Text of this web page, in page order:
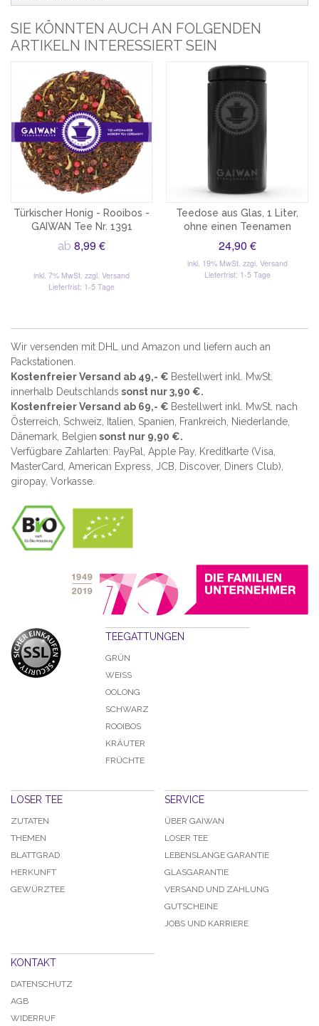
SIE KÖNNTEN AUCH AN FOLGENDEN
ARTIKELN INTERESSIERT SEIN
Türkischer Honig - Rooibos -
GAIWAN Tee Nr. 1391
ab8,99 €
inkl. 7% MwSt.zzgl. Versand
Lieferfrist: 1-5 Tage
Teedose aus Glas, 1 Liter,
ohne einen Teenamen
24,90 €
inkl. 19% MwSt. zzgl. Versand
Lieferfrist: 1-5 Tage
Wir versenden mit DHL und Amazon und liefern auch an
Packstationen.
Kostenfreier Versand ab 49,- € Bestellwert inkl. MwSt.
innerhalb Deutschlands sonst nur 3,90 €.
Kostenfreier Versand ab 69,- € Bestellwert inkl. MwSt. nach
Österreich, Schweiz, Italien, Spanien, Frankreich, Niederlande,
Dänemark, Belgien sonst nur 9,90 €.
Verfügbare Zahlarten: PayPal, Apple Pay, Kreditkarte (Visa,
MasterCard, American Express, JCB, Discover, Diners Club),
giropay, Vorkasse.
TEEGATTUNGEN
GRÜN
WEISS
OOLONG
SCHWARZ
ROOIBOS
KRÄUTER
FRÜCHTE
LOSER TEE
ZUTATEN
THEMEN
BLATTGRAD
HERKUNFT
GEWÜRZTEE
SERVICE
ÜBER GAIWAN
LOSER TEE
LEBENSLANGE GARANTIE
GLASGARANTIE
VERSAND UND ZAHLUNG
GUTSCHEINE
JOBS UND KARRIERE
KONTAKT
DATENSCHUTZ
AGB
WIDERRUF